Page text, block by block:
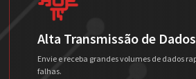
Alta Transmissão de Dados
Envie e receba grandes volumes de dados
falhas.